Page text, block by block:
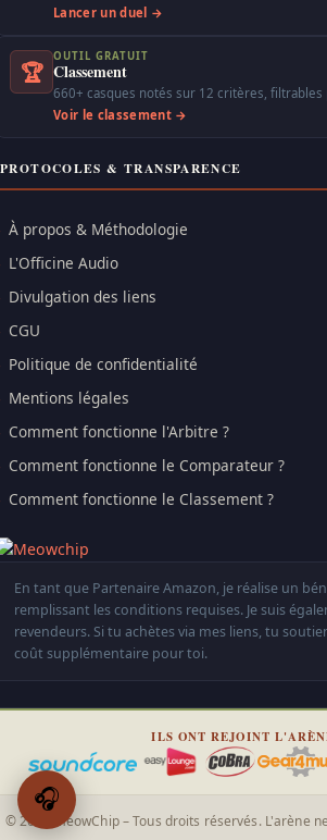
Lancer un duel →
🏆
OUTIL GRATUIT
Classement
660+ casques notés sur 12 critères, filtrables
Voir le classement →
PROTOCOLES & TRANSPARENCE
À propos & Méthodologie
L'Officine Audio
Divulgation des liens
CGU
Politique de confidentialité
Mentions légales
Comment fonctionne l'Arbitre ?
Comment fonctionne le Comparateur ?
Comment fonctionne le Classement ?
En tant que Partenaire Amazon, je réalise un
remplissant les conditions requises. Je suis
revendeurs. Si tu achètes via mes liens, tu
coût supplémentaire pour toi.
ILS ONT REJOINT
© 2026 MeowChip – Tous droits réservés. L'arène
🎧